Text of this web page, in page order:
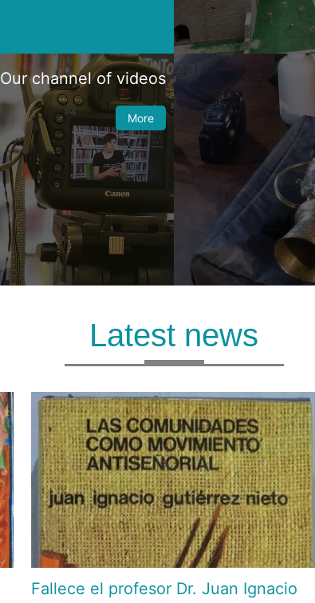
Our channel of videos
More
Latest news
Fallece el profesor Dr. Juan Ignacio